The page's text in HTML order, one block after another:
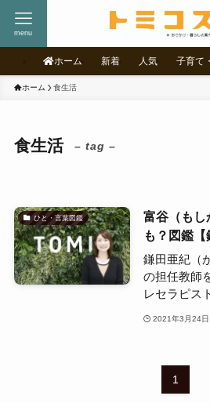
menu
ホーム 新着 人気 子育て
ホーム 食生活
食生活 – tag –
ひと・言葉図鑑
富谷（もし
も？図鑑【
鎌田亜紀（
の担任教師
レセラピス
2021年3月24日
1